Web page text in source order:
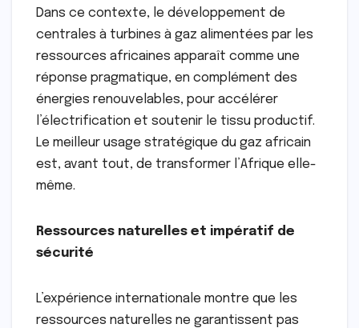
Dans ce contexte, le développement de
centrales à turbines à gaz alimentées par les
ressources africaines apparaît comme une
réponse pragmatique, en complément des
énergies renouvelables, pour accélérer
l’électrification et soutenir le tissu productif.
Le meilleur usage stratégique du gaz africain
est, avant tout, de transformer l’Afrique elle-
même.
Ressources naturelles et impératif de
sécurité
L’expérience internationale montre que les
ressources naturelles ne garantissent pas